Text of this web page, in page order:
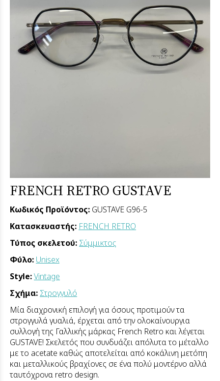
FRENCH RETRO GUSTAVE
Κωδικός Προϊόντος: GUSTAVE G96-5
Κατασκευαστής: FRENCH RETRO
Τύπος σκελετού: Σύμμικτος
Φύλο: Unisex
Style:Vintage
Σχήμα: Στρογγυλό
Μία διαχρονική επιλογή για όσους προτιμούν τα
στρογγυλά γυαλιά, έρχεται από την ολοκαίνουργια
συλλογή της Γαλλικής μάρκας French Retro και λέγεται
GUSTAVE! Σκελετός που συνδυάζει απόλυτα το μέταλλο
με το acetate καθώς αποτελείται από κοκάλινη μετόπη
και μεταλλικούς βραχίονες σε ένα πολύ μοντέρνο αλλά
ταυτόχρονα retro design.